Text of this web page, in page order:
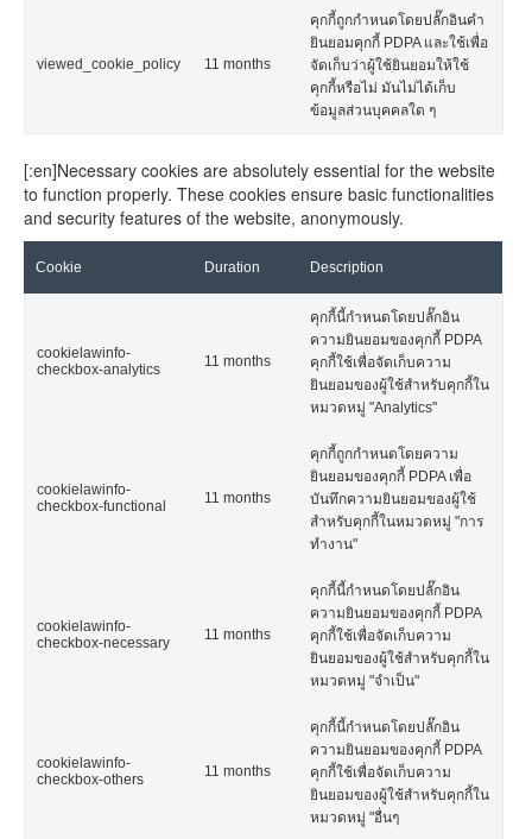
viewed_cookie_policy 11 months
คุกกี้ถูกกำหนดโดยปลั๊กอินคำ
ยินยอมคุกกี้ PDPA และใช้เพื่อ
จัดเก็บว่าผู้ใช้ยินยอมให้ใช้
คุกกี้หรือไม่ มันไม่ได้เก็บ
ข้อมูลส่วนบุคคลใด ๆ
[:en]Necessary cookies are absolutely essential for the website
to function properly. These cookies ensure basic functionalities
and security features of the website, anonymously.
Cookie Duration Description
cookielawinfo-
checkbox-analytics
11 months
คุกกี้นี้กำหนดโดยปลั๊กอิน
ความยินยอมของคุกกี้ PDPA
คุกกี้ใช้เพื่อจัดเก็บความ
ยินยอมของผู้ใช้สำหรับคุกกี้ใน
หมวดหมู่ "Analytics"
cookielawinfo-
checkbox-functional
11 months
คุกกี้ถูกกำหนดโดยความ
ยินยอมของคุกกี้ PDPA เพื่อ
บันทึกความยินยอมของผู้ใช้
สำหรับคุกกี้ในหมวดหมู่ "การ
ทำงาน"
cookielawinfo-
checkbox-necessary
11 months
คุกกี้นี้กำหนดโดยปลั๊กอิน
ความยินยอมของคุกกี้ PDPA
คุกกี้ใช้เพื่อจัดเก็บความ
ยินยอมของผู้ใช้สำหรับคุกกี้ใน
หมวดหมู่ "จำเป็น"
cookielawinfo-
checkbox-others
11 months
คุกกี้นี้กำหนดโดยปลั๊กอิน
ความยินยอมของคุกกี้ PDPA
คุกกี้ใช้เพื่อจัดเก็บความ
ยินยอมของผู้ใช้สำหรับคุกกี้ใน
หมวดหมู่ "อื่นๆ